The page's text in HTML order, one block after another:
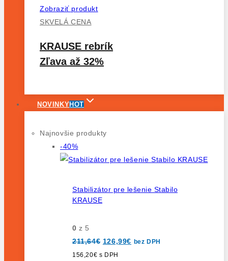
Zobraziť produkt
SKVELÁ CENA
KRAUSE rebrík
Zľava až 32%
NOVINKYHOT
Najnovšie produkty
-40%Výrobok
na
Stabilizátor pre lešenie Stabilo
KRAUSE
0 z 5
211,64€ Pôvodná
cena
bola:
126,99€ Aktuálna
cena
bez DPH
156,20€ s DPH